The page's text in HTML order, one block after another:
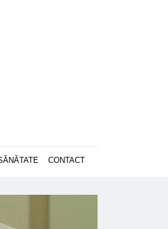
CONTACT